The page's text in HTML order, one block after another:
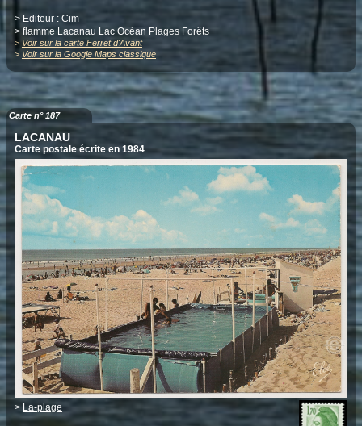
> Editeur : Cim
> flamme Lacanau Lac Océan Plages Forêts
> Voir sur la carte Ferret d'Avant
> Voir sur la Google Maps classique
Carte n° 187
LACANAU
Carte postale écrite en 1984
> La-plage